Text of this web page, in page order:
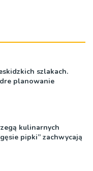
szlakach.
planowanie
kulinarnych
pipki” zachwycają